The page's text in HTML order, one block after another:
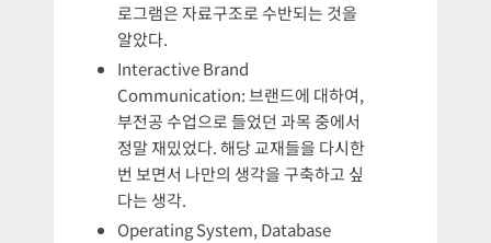
로그램은 자료구조로 수반되는 것을
알았다.
Interactive Brand
Communication: 브랜드에 대하여,
부전공 수업으로 들었던 과목 중에서
정말 재밌었다. 해당 교재들을 다시한
번 보면서 나만의 생각을 구축하고 싶
다는 생각.
Operating System, Database